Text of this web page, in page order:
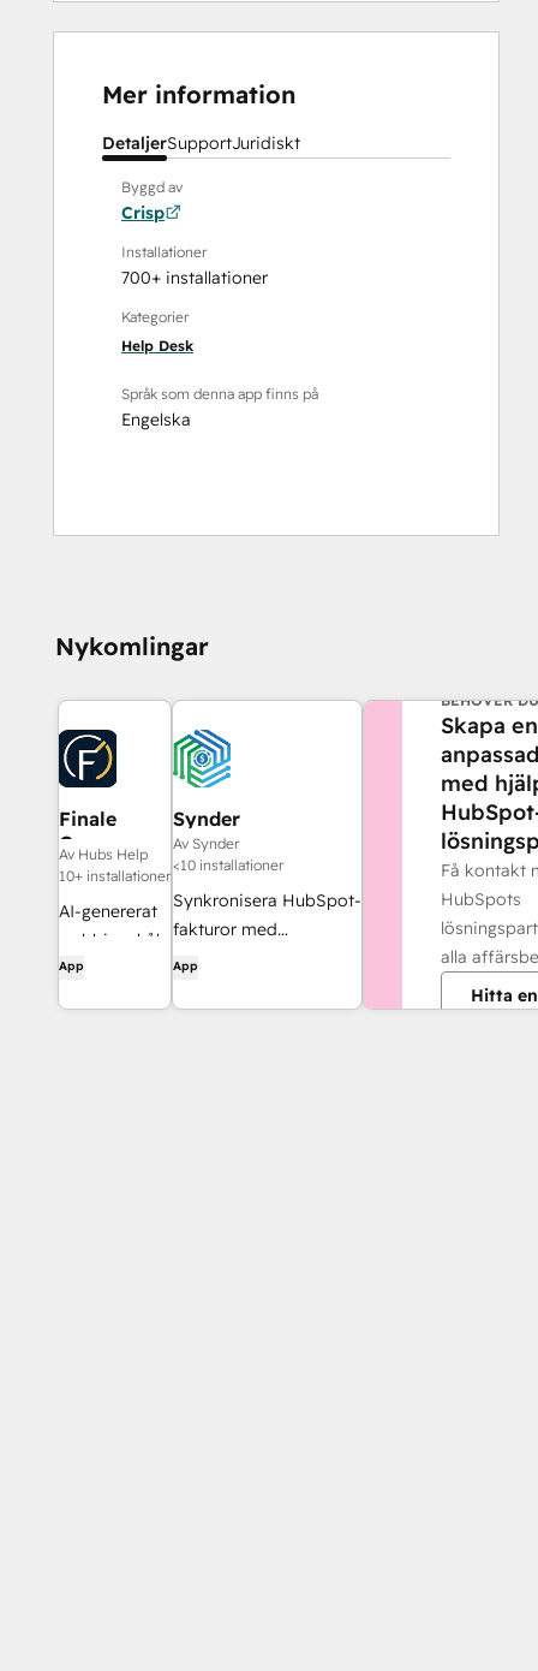
Mer information
DetaljerSupportJuridiskt
Byggd av
Crisp
Installationer
700+ installationer
Kategorier
Help Desk
Språk som denna app finns på
Engelska
Nykomlingar
Finale
Composer
Av Hubs Help
10+ installationer
AI-genererat
webbinnehåll,
utvecklat för
App
Synder
Av Synder
<10 installationer
Synkronisera HubSpot-
fakturor med
QuickBooks, NetSuite
periodiseringsprincipen
App
BEHÖVER
Skapa en
med
Få kontakt
HubSpots
alla
Hitta